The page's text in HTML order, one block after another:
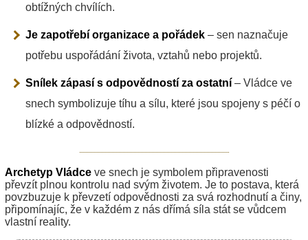
obtížných chvílích.
Je zapotřebí organizace a pořádek – sen naznačuje
potřebu uspořádání života, vztahů nebo projektů.
Snílek zápasí s odpovědností za ostatní – Vládce ve
snech symbolizuje tíhu a sílu, které jsou spojeny s péčí o
blízké a odpovědností.
Archetyp Vládce ve snech je symbolem připravenosti
převzít plnou kontrolu nad svým životem. Je to postava, která
povzbuzuje k převzetí odpovědnosti za svá rozhodnutí a činy,
připomínajíc, že v každém z nás dřímá síla stát se vůdcem
vlastní reality.